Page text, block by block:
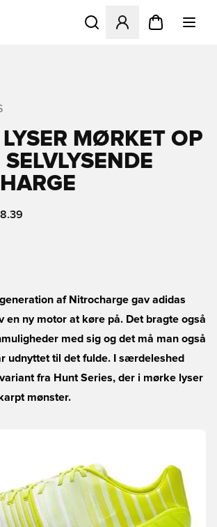
Åbner en Modal til at
MØRKET OP
SELVLYSENDE
af Nitrocharge gav adidas
en ny motor at køre på. Det bragte også
med sig og det må man også
udnyttet til det fulde. I særdeleshed
fra Hunt Series, der i mørke lyser
mønster.